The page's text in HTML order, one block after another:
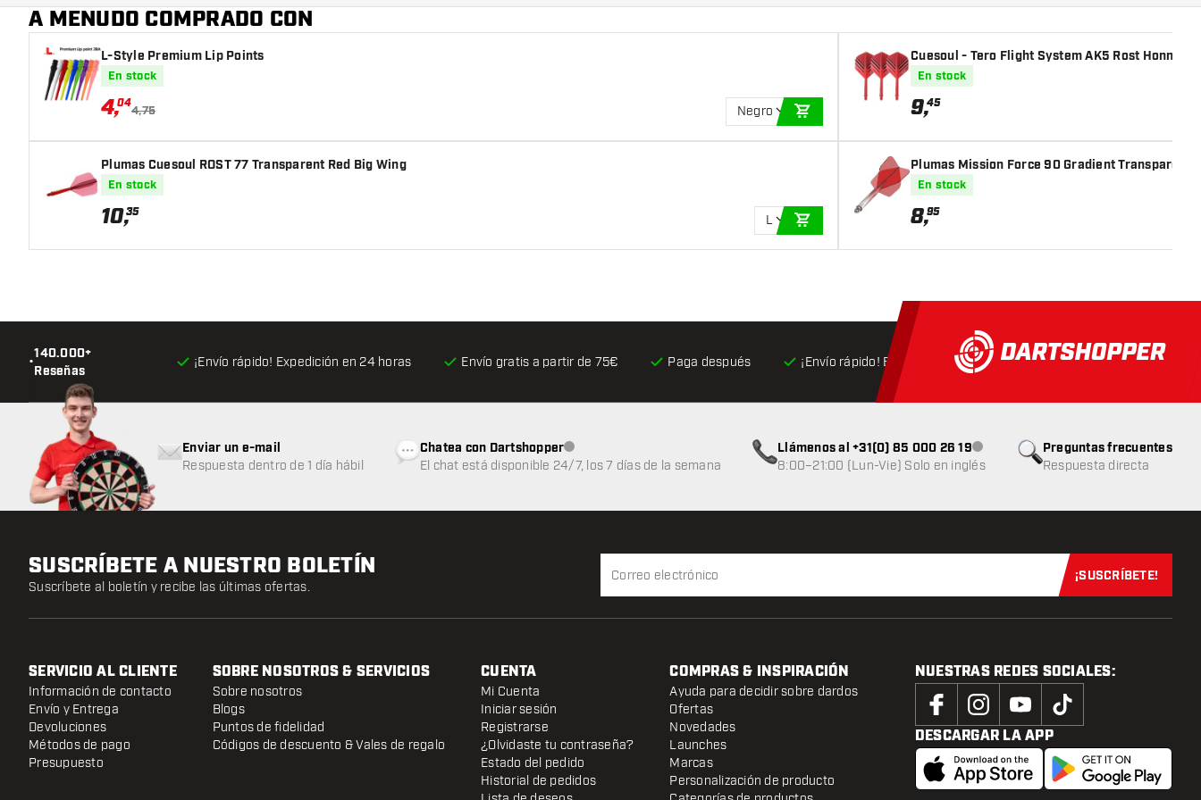
A MENUDO COMPRADO CON
L-Style Premium Lip Points
En stock
4,04
4,75 Negro
AÑADIR A LA CESTA
Plumas Cuesoul ROST 77 Transparent Red Big Wing
En stock
10,35
L
AÑADIR A LA CESTA
Cuesoul - Tero Flight System AK5 Rost
En stock
9,45
Plumas Mission Force 90 Gradient Transparent
En stock
8,95
•
140.000+
Reseñas
¡Envío rápido! Expedición en 24 horas Envío gratis a partir de 75€ Paga después ¡Envío rápido! Expedición en 24 horas Envío gratisa partir
Preguntas frecuentes
Respuesta directa
Enviar un e-mail
Respuesta dentro de 1 día hábil
Chatea con DartshopperAtención al cliente no disponible
El chat está disponible 24/7, los 7 días de la semana
Llámenos al +31(0) 85 000 26 19Atención al cliente no disponible
8:00–21:00 (Lun-Vie) Solo en inglés
SUSCRÍBETE A NUESTRO BOLETÍN
Suscríbete al boletín y recibe las últimas ofertas.
Suscríbete
¡SUSCRÍBETE!
SERVICIO AL CLIENTE
Información de contacto
Envío y Entrega
Devoluciones
Métodos de pago
Presupuesto
SOBRE NOSOTROS & SERVICIOS
Sobre nosotros
Blogs
Puntos de fidelidad
Códigos de descuento & Vales de regalo
CUENTA
Mi Cuenta
Iniciar sesión
Registrarse
¿Olvidaste tu contraseña?
Estado del pedido
Historial de pedidos
COMPRAS & INSPIRACIÓN
Ayuda para decidir sobre dardos
Ofertas
Novedades
Launches
Marcas
Personalización de producto
NUESTRAS REDES SOCIALES:
DESCARGAR LA APP